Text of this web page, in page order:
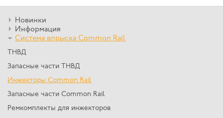
Новинки
Информация
Система впрыска Common Rail
ТНВД
Запасные части ТНВД
Инжекторы Common Rail
Запасные части Common Rail
Ремкомплекты для инжекторов